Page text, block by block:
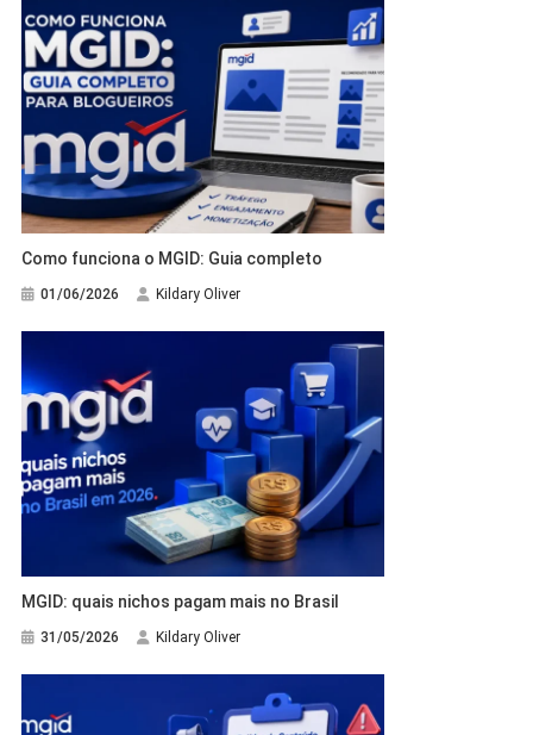
Como funciona o MGID: Guia completo
01/06/2026 Kildary Oliver
MGID: quais nichos pagam mais no Brasil
31/05/2026 Kildary Oliver